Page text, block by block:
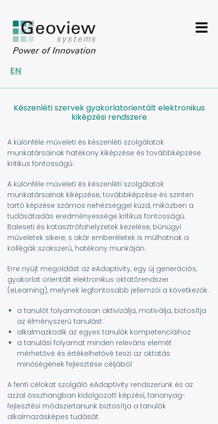
tartalomra
EN
Készenléti szervek gyakorlatorientált elektronikus
kiképzési rendszere
A különféle műveleti és készenléti szolgálatok
munkatársainak hatékony kiképzése és továbbképzése
kritikus fontosságú.
A különféle műveleti és készenléti szolgálatok
munkatársainak kiképzése, továbbképzése és szinten
tartó képzése számos nehézséggel küzd, miközben a
tudásátadás eredményessége kritikus fontosságú.
Baleseti és katasztrófahelyzetek kezelése, bűnügyi
műveletek sikere, s akár emberéletek is múlhatnak a
kollégák szakszerű, hatékony munkáján.
Erre nyújt megoldást az eAdaptivity, egy új generációs,
gyakorlat orientált elektronikus oktatórendszer
(eLearning), melynek legfontosabb jellemzői a következők:
a tanulót folyamatosan aktivizálja, motiválja, biztosítja
az élményszerű tanulást
alkalmazkodik az egyes tanulók kompetenciáihoz
a tanulási folyamat minden releváns elemét
mérhetővé és értékelhetővé teszi az oktatás
minőségének fejlesztése céljából
A fenti célokat szolgáló eAdaptivity rendszerünk és az
azzal összhangban kidolgozott képzési, tananyag-
fejlesztési módszertanunk biztosítja a tanulók
alkalmazásképes tudását: